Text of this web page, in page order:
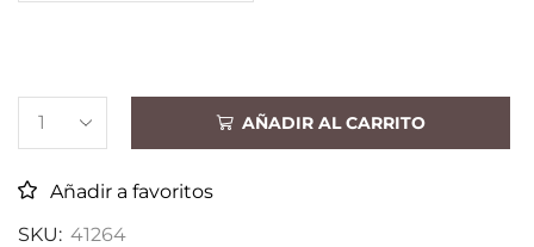
AÑADIR AL CARRITO
Añadir a favoritos
SKU: 41264